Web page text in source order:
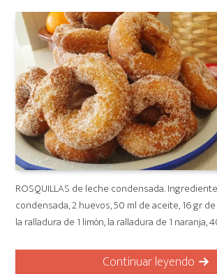
ROSQUILLAS de leche condensada.
condensada, 2 huevos, 50 ml de aceite, 16 gr
la ralladura de 1 limón, la ralladura de 1 naranja,
Continuar leyendo